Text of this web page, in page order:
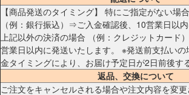
【商品発送のタイミング】 特にご指定がない場
（例：銀行振込）⇒ご入金確認後、10営業日以内
上記以外の決済の場合 （例：クレジットカード
営業日以内に発送いたします。 ※発送前支払い
金タイミングにより、お届け予定日が2日前後す
返品、交換について
ご注文をキャンセルされる場合や注文内容を変